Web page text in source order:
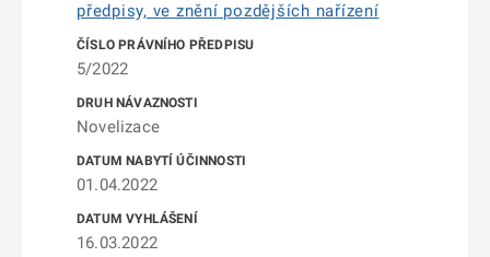
předpisy, ve znění pozdějších nařízení
5/2022
Novelizace
01.04.2022
16.03.2022